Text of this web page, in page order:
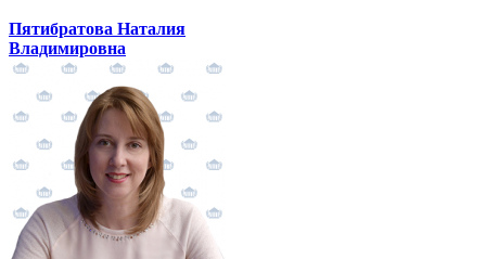
Пятибратова Наталия
Владимировна